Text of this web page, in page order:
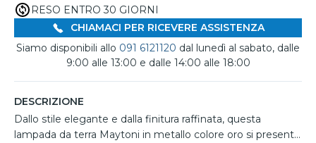
RESO ENTRO 30 GIORNI
CHIAMACI PER RICEVERE ASSISTENZA
Siamo disponibili allo 091 6121120 dal lunedì al sabato, dalle
9:00 alle 13:00 e dalle 14:00 alle 18:00
DESCRIZIONE
Dallo stile elegante e dalla finitura raffinata, questa
lampada da terra Maytoni in metallo colore oro si presenta